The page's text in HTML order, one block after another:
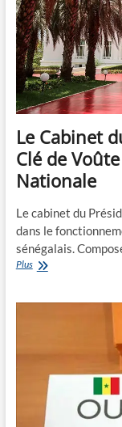
l’État
:
Types,
Importance
et
Impact
Le Cabinet
Clé de
Nationale
Le cabinet du
dans le
sénégalais.
PlusLe
Président
Voûte